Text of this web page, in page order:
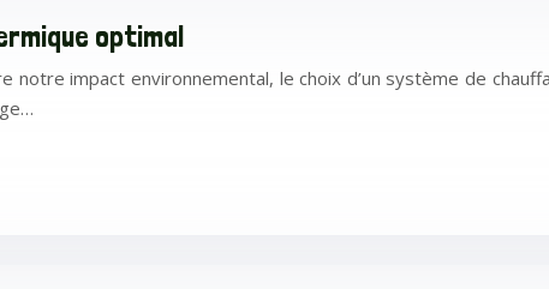
optimal
notre impact environnemental, le choix d’un système de